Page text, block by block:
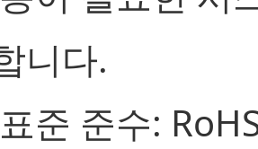
니다.
준 준수: